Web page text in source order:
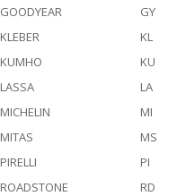
GOODYEAR
GY
KLEBER
KL
KUMHO
KU
LASSA
LA
MICHELIN
MI
MITAS
MS
PIRELLI
PI
ROADSTONE
RD